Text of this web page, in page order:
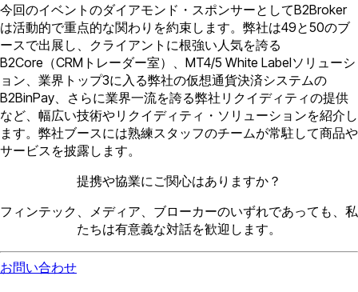
今回のイベントのダイアモンド・スポンサーとしてB2Broker
は活動的で重点的な関わりを約束します。弊社は49と50のブ
ースで出展し、クライアントに根強い人気を誇る
B2Core（CRMトレーダー室）、MT4/5 White Labelソリューシ
ョン、業界トップ3に入る弊社の仮想通貨決済システムの
B2BinPay、さらに業界一流を誇る弊社リクイディティの提供
など、幅広い技術やリクイディティ・ソリューションを紹介し
ます。弊社ブースには熟練スタッフのチームが常駐して商品や
サービスを披露します。
提携や協業にご関心はありますか？
フィンテック、メディア、ブローカーのいずれであっても、私
たちは有意義な対話を歓迎します。
お問い合わせ